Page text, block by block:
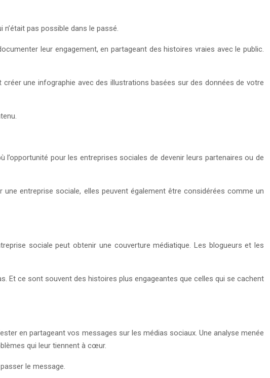
pas possible dans le passé.
leur engagement, en partageant des histoires vraies avec le public.
une infographie avec des illustrations basées sur des données de votre
pour les entreprises sociales de devenir leurs partenaires ou de
entreprise sociale, elles peuvent également être considérées comme un
sociale peut obtenir une couverture médiatique. Les blogueurs et les
Et ce sont souvent des histoires plus engageantes que celles qui se cachent
en partageant vos messages sur les médias sociaux. Une analyse menée
qui leur tiennent à cœur.
le message.